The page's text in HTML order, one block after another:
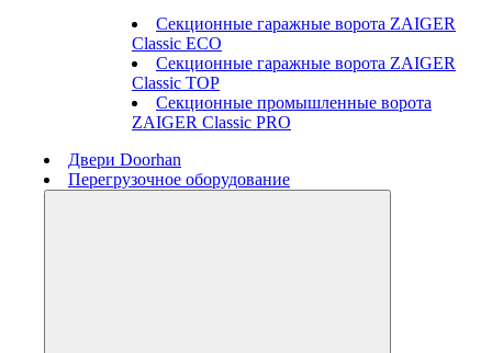
Секционные гаражные ворота ZAIGER
Classic ECO
Секционные гаражные ворота ZAIGER
Classic TOP
Секционные промышленные ворота
ZAIGER Classic PRO
Двери Doorhan
Перегрузочное оборудование